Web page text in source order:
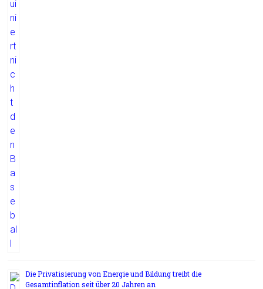
Die Privatisierung von Energie und Bildung treibt die
Gesamtinflation seit über 20 Jahren an